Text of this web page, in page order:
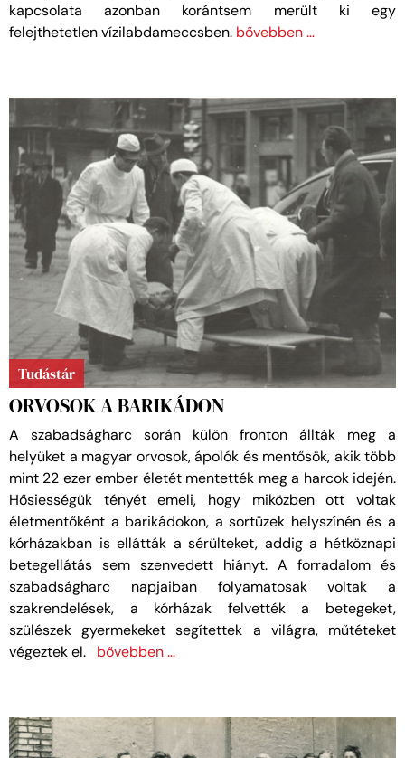
kapcsolata azonban korántsem merült ki egy
felejthetetlen vízilabdameccsben. bővebben …
Tudástár
ORVOSOK A BARIKÁDON
A szabadságharc során külön fronton állták meg a
helyüket a magyar orvosok, ápolók és mentősök, akik több
mint 22 ezer ember életét mentették meg a harcok idején.
Hősiességük tényét emeli, hogy miközben ott voltak
életmentőként a barikádokon, a sortüzek helyszínén és a
kórházakban is ellátták a sérülteket, addig a hétköznapi
betegellátás sem szenvedett hiányt. A forradalom és
szabadságharc napjaiban folyamatosak voltak a
szakrendelések, a kórházak felvették a betegeket,
szülészek gyermekeket segítettek a világra, műtéteket
végeztek el.
bővebben …